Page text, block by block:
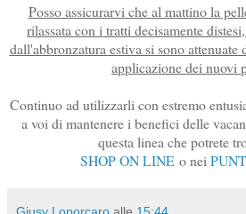
Posso assicurarvi che al mattino la
rilassata con i tratti decisamente
dall'abbronzatura estiva si sono attenuate
applicazione dei nuovi
Continuo ad utilizzarli con estremo
a voi di mantenere i benefici delle
questa linea che potrete
SHOP ON LINE o nei
Giusy Loporcaro alle 15:44